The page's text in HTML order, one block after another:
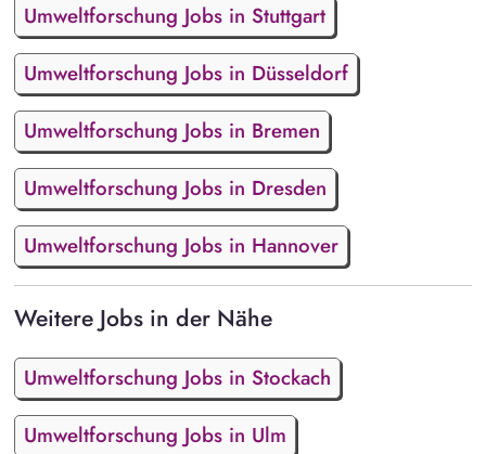
Umweltforschung Jobs in Stuttgart
Umweltforschung Jobs in Düsseldorf
Umweltforschung Jobs in Bremen
Umweltforschung Jobs in Dresden
Umweltforschung Jobs in Hannover
Weitere Jobs in der Nähe
Umweltforschung Jobs in Stockach
Umweltforschung Jobs in Ulm